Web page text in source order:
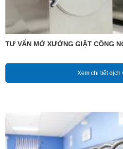
TƯ VẤN MỞ XƯỞNG GIẶT CÔNG
Xem chi tiết dịch